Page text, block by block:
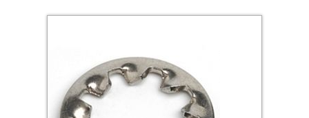
Заклепки (Гайки-Заклепки)
Инструмент